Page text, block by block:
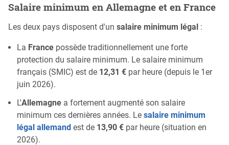
Salaire minimum en Allemagne et en France
Les deux pays disposent d'un salaire minimum légal :
La France possède traditionnellement une forte
protection du salaire minimum. Le salaire minimum
français (SMIC) est de 12,31 € par heure (depuis le 1er
juin 2026).
L'Allemagne a fortement augmenté son salaire
minimum ces dernières années. Le salaire minimum
légal allemand est de 13,90 € par heure (situation en
2026).